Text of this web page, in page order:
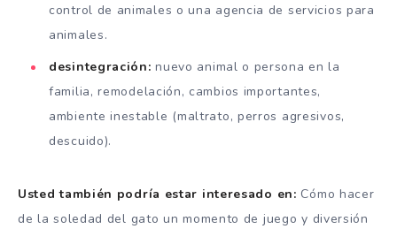
control de animales o una agencia de servicios para
animales.
desintegración: nuevo animal o persona en la
familia, remodelación, cambios importantes,
ambiente inestable (maltrato, perros agresivos,
descuido).
Usted también podría estar interesado en: Cómo hacer
de la soledad del gato un momento de juego y diversión